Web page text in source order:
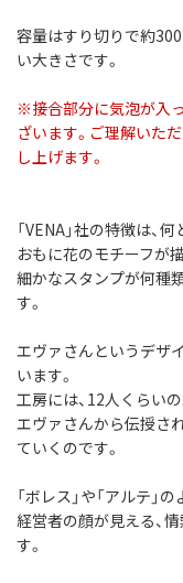
容量はすり切りで約
い大きさです。
※接合部分に気泡が入
ざいます。ご理解いた
し上げます。
「VENA」社の特徴は、
おもに花のモチーフが
細かなスタンプが何種
す。
エヴァさんというデザ
います。
工房には、12人くらい
エヴァさんから伝授さ
ていくのです。
「ボレス」や「アルテ」
経営者の顔が見える、
す。